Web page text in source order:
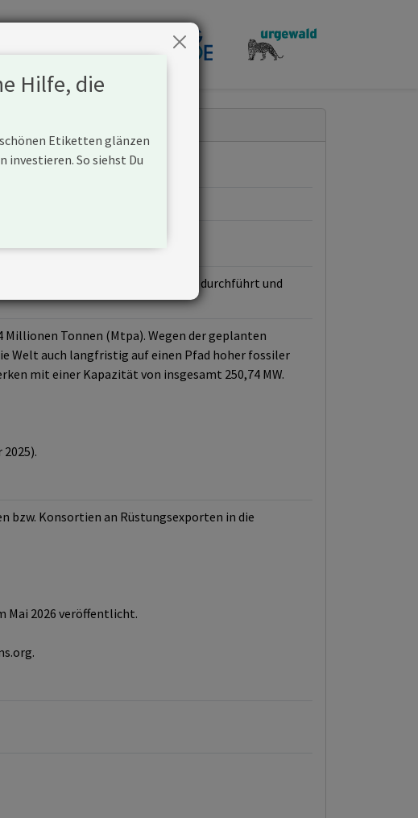
für Öl und Gas plant oder durchführt und
Tonnen (Mtpa). Wegen der geplanten
Welt auch langfristig auf einen Pfad hoher fossiler
mit einer Kapazität von insgesamt 250,74 MW.
bzw. Konsortien an Rüstungsexporten in die
Mai 2026 veröffentlicht.
Hilfe, die
Etiketten glänzen
So siehst Du